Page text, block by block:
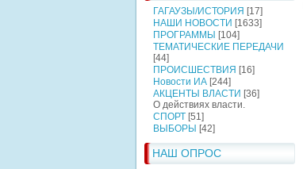
ГАГАУЗЫ/ИСТОРИЯ [17]
НАШИ НОВОСТИ [1633]
ПРОГРАММЫ [104]
ТЕМАТИЧЕСКИЕ ПЕРЕДАЧИ
[44]
ПРОИСШЕСТВИЯ [16]
Новости ИА [244]
АКЦЕНТЫ ВЛАСТИ [36]
О действиях власти.
СПОРТ [51]
ВЫБОРЫ [42]
НАШ ОПРОС